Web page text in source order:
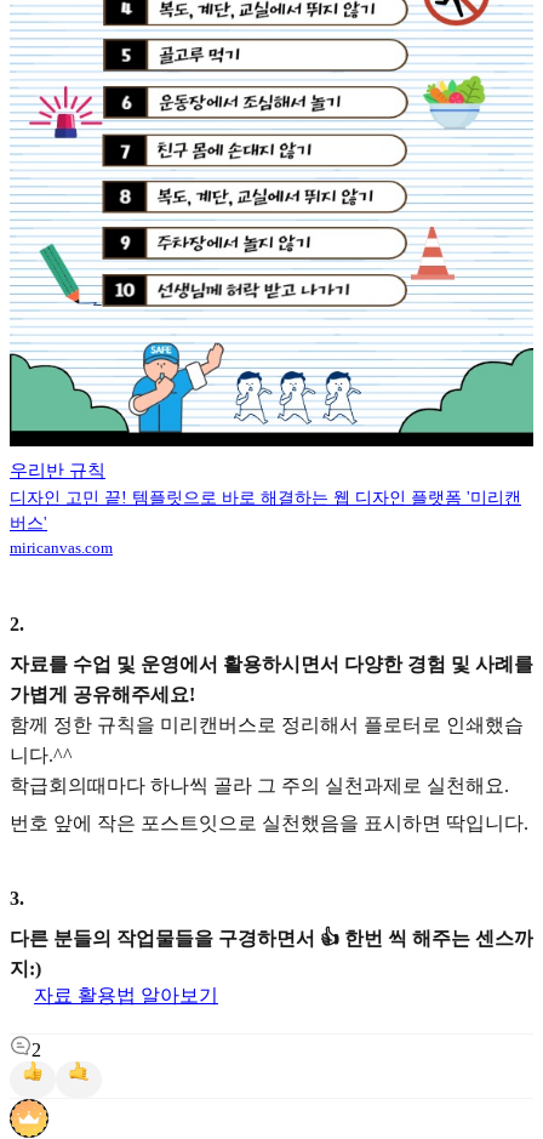
우리반 규칙
디자인 고민 끝! 템플릿으로 바로 해결하는 웹 디자인 플랫폼 '미리캔
버스'
miricanvas.com
2.
자료를 수업 및 운영에서 활용하시면서 다양한 경험 및 사례를
가볍게 공유해주세요!
함께 정한 규칙을 미리캔버스로 정리해서 플로터로 인쇄했습
니다.^^
학급회의때마다 하나씩 골라 그 주의 실천과제로 실천해요.
번호 앞에 작은 포스트잇으로 실천했음을 표시하면 딱입니다.
3.
다른 분들의 작업물들을 구경하면서 👍 한번 씩 해주는 센스까
지:)
자료 활용법 알아보기
2